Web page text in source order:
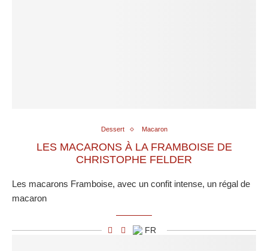
Dessert Macaron
LES MACARONS À LA FRAMBOISE DE
CHRISTOPHE FELDER
Les macarons Framboise, avec un confit intense, un régal de
macaron
FR